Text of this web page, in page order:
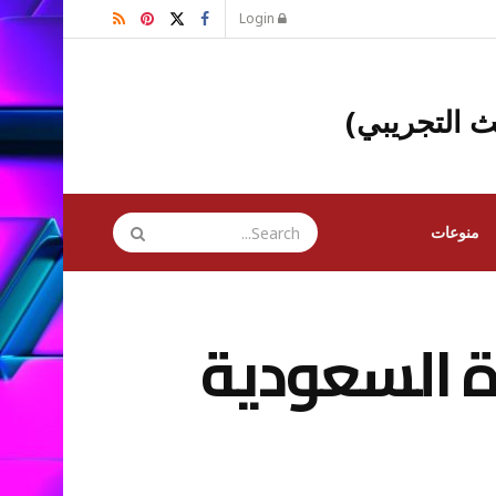
التجريبي)
منوعات
السعودية